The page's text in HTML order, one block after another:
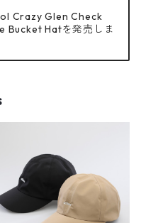
Crazy Glen Check
Bucket Hatを発売しま